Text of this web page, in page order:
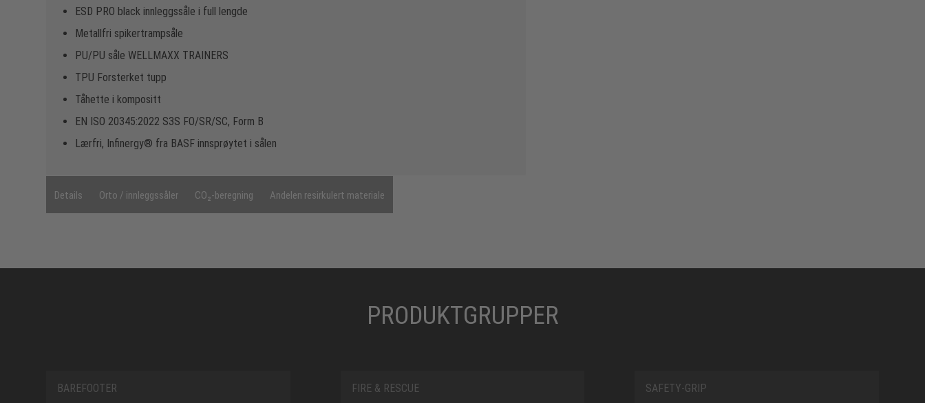
ESD PRO black innleggssåle i full lengde
Metallfri spikertrampsåle
PU/PU såle WELLMAXX TRAINERS
TPU Forsterket tupp
Tåhette i kompositt
EN ISO 20345:2022 S3S FO/SR/SC, Form B
Lærfri, Infinergy® fra BASF innsprøytet i sålen
Details Orto / innleggssåler CO₂-beregning Andelen resirkulert materiale
PRODUKTGRUPPER
BAREFOOTER FIRE & RESCUE SAFETY-GRIP